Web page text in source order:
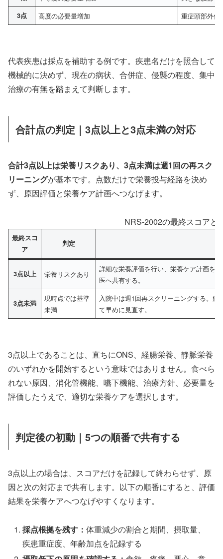
3点 高度の必要量増加 重症頭部外傷
代表疾患は採点を補助する例です。疾患名だけを照合して
機械的に決めず、現在の病状、合併症、侵襲の程度、集中
治療の有無を踏まえて判断します。
合計点の判定｜3点以上と3点未満の対応
合計3点以上は栄養リスクあり、3点未満は週1回の再スク
リーニングが基本です。点数だけで栄養投与経路を決め
ず、原因評価と栄養ケア計画へつなげます。
NRS-2002の最終スコアと
最終スコ
ア
判定
3点以上 栄養リスクあり
詳細な栄養評価を行い、栄養ケア計画を
医へ共有する。
3点未満
現時点では基準
未満
入院中は週1回再スクリーニングする。
て早めに見直す。
3点以上であることは、直ちにONS、経腸栄養、静脈栄養
のいずれかを開始するという意味ではありません。食べら
れない原因、消化管機能、嚥下機能、治療方針、必要量を
評価したうえで、適切な栄養ケアを選択します。
判定後の初動｜5つの順番で共有する
3点以上の場合は、スコアだけを記録して終わらせず、原
因と次の対応まで共有します。以下の順番にすると、評価
結果を栄養ケアへつなげやすくなります。
採点根拠を残す：体重減少の割合と期間、摂取量、
疾患重症度、年齢加点を記録する